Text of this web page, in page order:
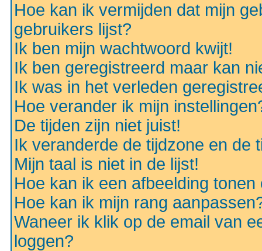
Hoe kan ik vermijden dat mijn
gebruikers lijst?
Ik ben mijn wachtwoord kwijt!
Ik ben geregistreerd maar kan
Ik was in het verleden
Hoe verander ik mijn
De tijden zijn niet juist!
Ik veranderde de tijdzone en de
Mijn taal is niet in de lijst!
Hoe kan ik een afbeelding
Hoe kan ik mijn rang
Waneer ik klik op de email van
loggen?